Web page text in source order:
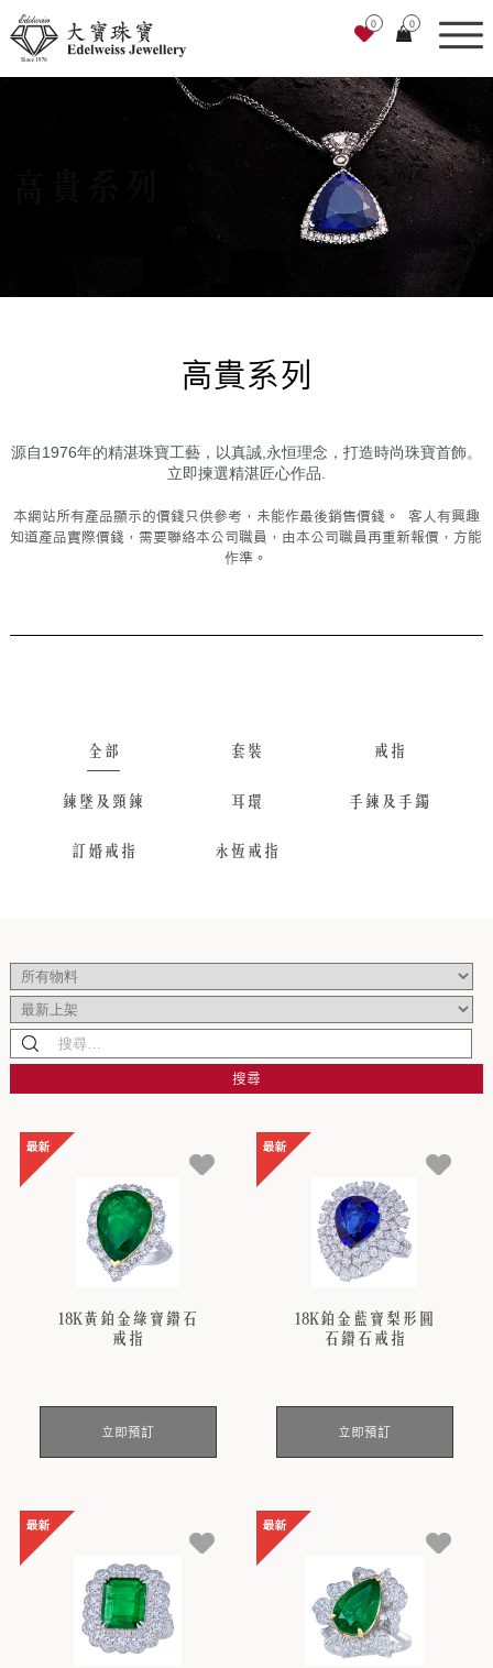
0 0
高貴系列
源自1976年的精湛珠寶工藝，以真誠,永恒理念，打造時尚珠寶首飾。
立即揀選精湛匠心作品.
本網站所有產品顯示的價錢只供參考，未能作最後銷售價錢。 客人有興趣
知道產品實際價錢，需要聯絡本公司職員，由本公司職員再重新報價，方能
作準。
全部 套裝 戒指
鍊墜及頸鍊 耳環 手鍊及手鐲
訂婚戒指 永恆戒指
搜尋
18K黃鉑金綠寶鑽石
戒指
立即預訂
18K鉑金藍寶梨形圓
石鑽石戒指
立即預訂